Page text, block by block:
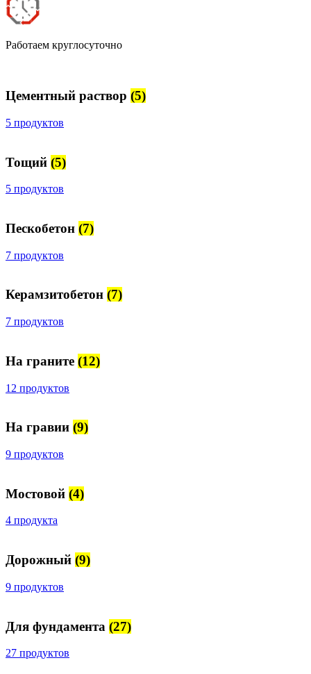
Работаем круглосуточно
Цементный раствор (5)
5 продуктов
Тощий (5)
5 продуктов
Пескобетон (7)
7 продуктов
Керамзитобетон (7)
7 продуктов
На граните (12)
12 продуктов
На гравии (9)
9 продуктов
Мостовой (4)
4 продукта
Дорожный (9)
9 продуктов
Для фундамента (27)
27 продуктов